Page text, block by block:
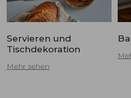
Servieren und
Tischdekoration
Mehr sehen